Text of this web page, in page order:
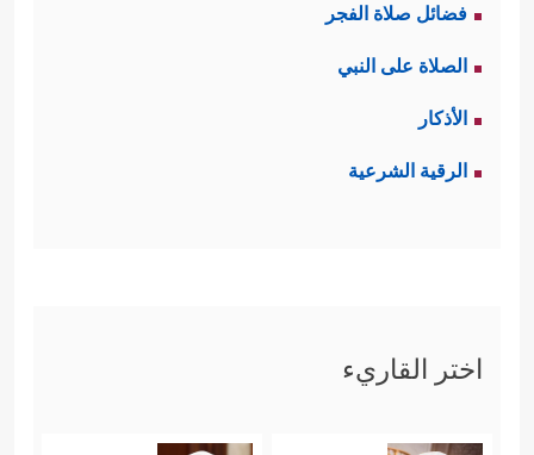
فضائل صلاة الفجر
الصلاة على النبي
الأذكار
الرقية الشرعية
اختر القاريء